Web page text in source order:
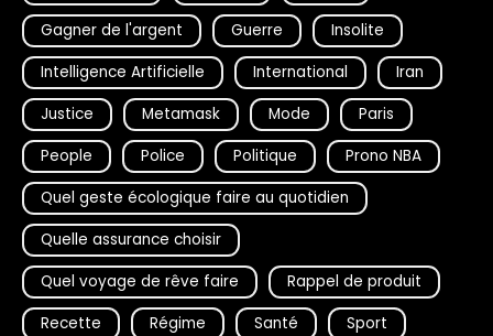
Gagner de l'argent
Guerre
Insolite
Intelligence Artificielle
International
Iran
Justice
Metamask Mode
Paris
People
Police Politique
Prono NBA
Quel geste écologique faire au quotidien
Quelle assurance choisir
Quel voyage de rêve faire
Rappel de produit
Recette
Régime Santé Sport